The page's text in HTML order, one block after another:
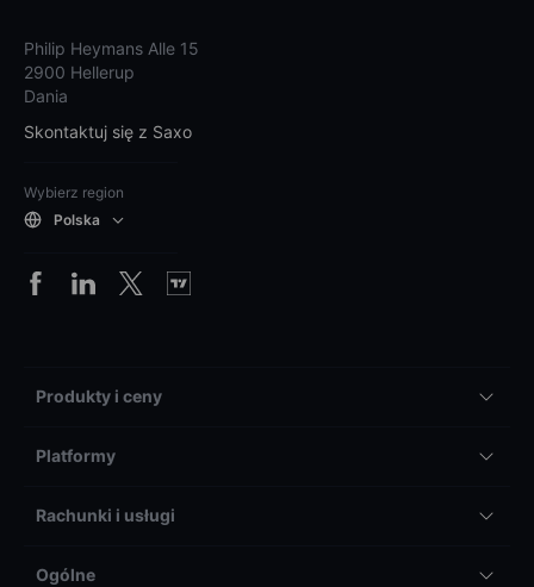
Philip Heymans Alle 15
2900 Hellerup
Dania
Skontaktuj się z Saxo
Wybierz region
Polska
Produkty i ceny
Platformy
Rachunki i usługi
Ogólne